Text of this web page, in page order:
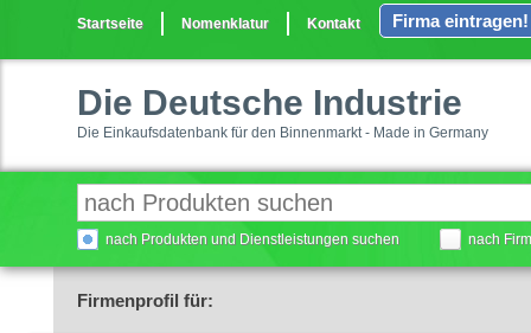
Startseite Nomenklatur Kontakt Firma eintragen!
Die Deutsche Industrie
Die Einkaufsdatenbank für den Binnenmarkt - Made in Germany
nach Produkten und Dienstleistungen suchen nach
Firmenprofil für: